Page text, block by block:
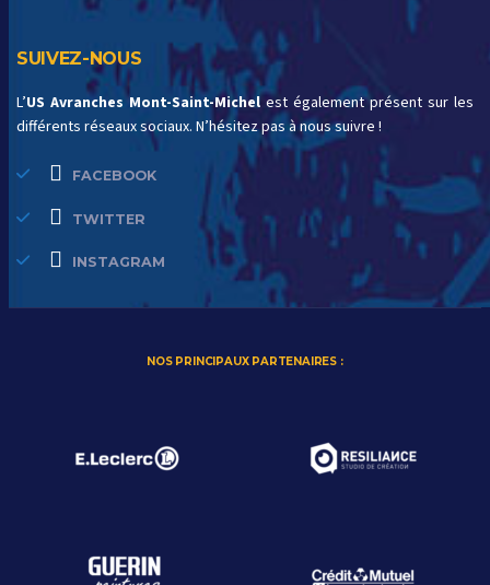
SUIVEZ-NOUS
L’US Avranches Mont-Saint-Michel est également présent sur les
différents réseaux sociaux. N’hésitez pas à nous suivre !
FACEBOOK
TWITTER
INSTAGRAM
NOS PRINCIPAUX PARTENAIRES :